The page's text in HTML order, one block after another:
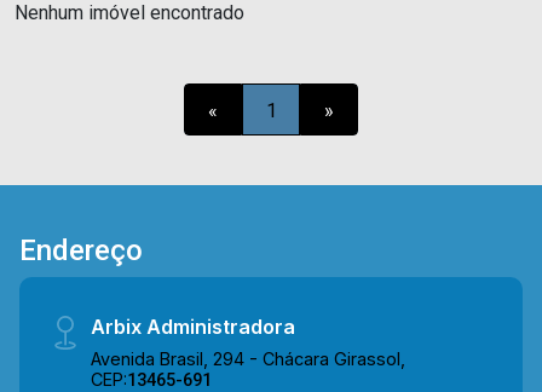
Nenhum imóvel encontrado
« 1 »
Endereço
Arbix Administradora
Avenida Brasil, 294 - Chácara Girassol,
CEP:13465-691